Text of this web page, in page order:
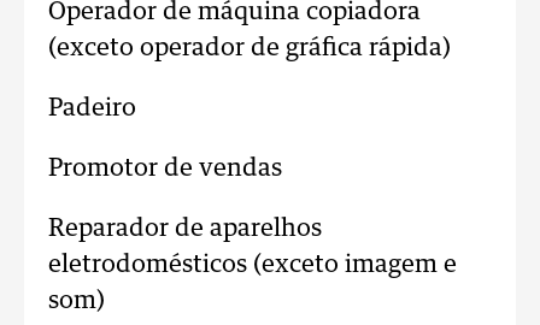
Operador de máquina copiadora
(exceto operador de gráfica rápida)
Padeiro
Promotor de vendas
Reparador de aparelhos
eletrodomésticos (exceto imagem e
som)